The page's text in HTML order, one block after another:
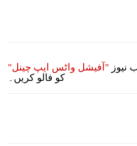
"آفیشل واٹس ایپ چینل"
کو فالو کریں۔